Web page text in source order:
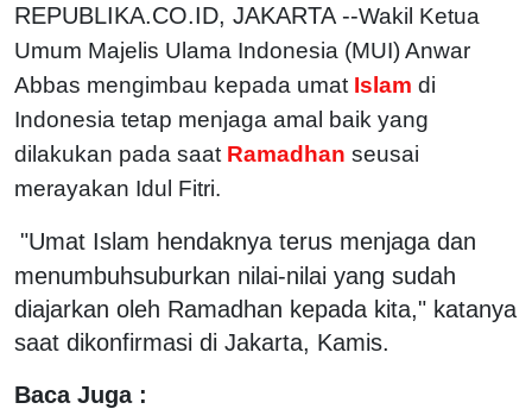
REPUBLIKA.CO.ID, JAKARTA --Wakil Ketua
Umum Majelis Ulama Indonesia (MUI) Anwar
Abbas mengimbau kepada umat Islam di
Indonesia tetap menjaga amal baik yang
dilakukan pada saat Ramadhan seusai
merayakan Idul Fitri.
"Umat Islam hendaknya terus menjaga dan
menumbuhsuburkan nilai-nilai yang sudah
diajarkan oleh Ramadhan kepada kita," katanya
saat dikonfirmasi di Jakarta, Kamis.
Baca Juga :